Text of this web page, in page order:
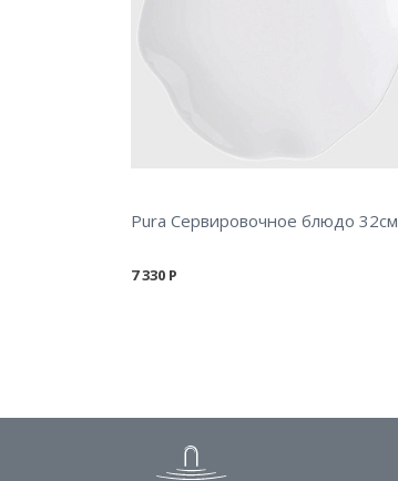
Pura Сервировочное блюдо 32см
7 330 Р